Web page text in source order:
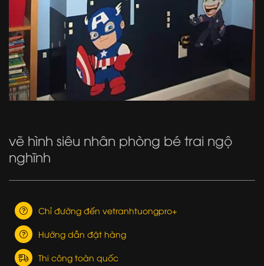
vẽ hình siêu nhân phòng bé trai ngộ
nghĩnh
Chỉ đường đến vetranhtuongpro+
Hướng dẫn đặt hàng
Thi công toàn quốc